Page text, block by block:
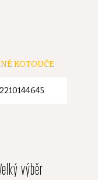
KOTOUČE
výběr